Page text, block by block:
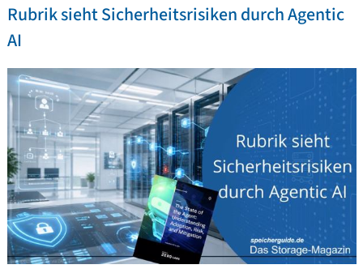
Rubrik sieht Sicherheitsrisiken durch Agentic
AI